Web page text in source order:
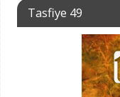
Tasfiye 49